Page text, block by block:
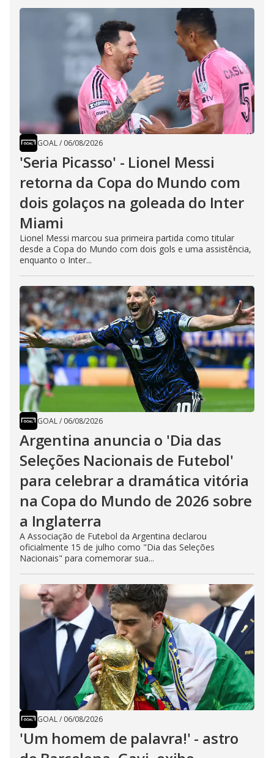
GOAL/ 06/08/2026
'Seria Picasso' - Lionel Messi
retorna da Copa do Mundo com
dois golaços na goleada do Inter
Miami
Lionel Messi marcou sua primeira partida como titular
desde a Copa do Mundo com dois gols e uma assistência,
enquanto o Inter...
GOAL/ 06/08/2026
Argentina anuncia o 'Dia das
Seleções Nacionais de Futebol'
para celebrar a dramática vitória
na Copa do Mundo de 2026 sobre
a Inglaterra
A Associação de Futebol da Argentina declarou
oficialmente 15 de julho como "Dia das Seleções
Nacionais" para comemorar sua...
GOAL/ 06/08/2026
'Um homem de palavra!' - astro